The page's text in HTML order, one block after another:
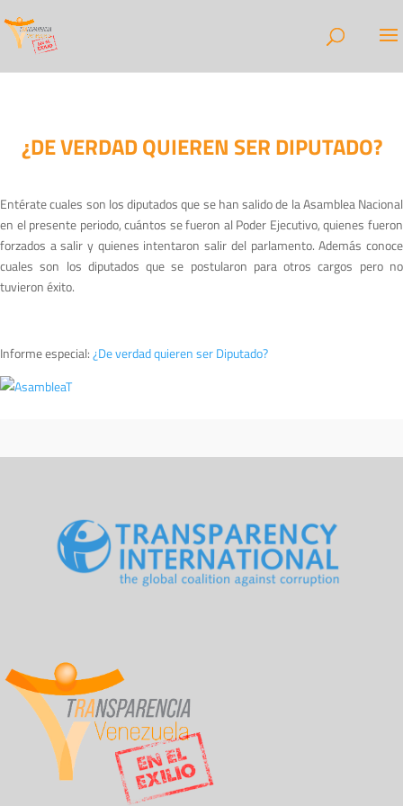
¿DE VERDAD QUIEREN SER DIPUTADO?
Entérate cuales son los diputados que se han salido de la Asamblea Nacional
en el presente periodo, cuántos se fueron al Poder Ejecutivo, quienes fueron
forzados a salir y quienes intentaron salir del parlamento. Además conoce
cuales son los diputados que se postularon para otros cargos pero no
tuvieron éxito.
Informe especial:¿De verdad quieren ser Diputado?